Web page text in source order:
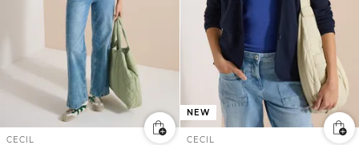
CECIL
NEW
CECIL